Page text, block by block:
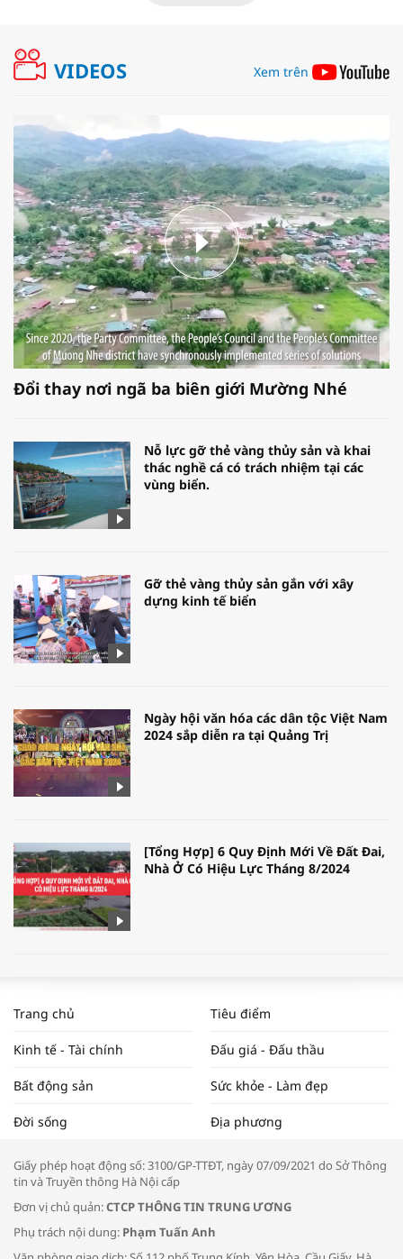
VIDEOS Xem trên
Đổi thay nơi ngã ba biên giới Mường Nhé
Nỗ lực gỡ thẻ vàng thủy sản và khai
thác nghề cá có trách nhiệm tại các
vùng biển.
Gỡ thẻ vàng thủy sản gắn với xây
dựng kinh tế biển
Ngày hội văn hóa các dân tộc Việt Nam
2024 sắp diễn ra tại Quảng Trị
[Tổng Hợp] 6 Quy Định Mới Về Đất Đai,
Nhà Ở Có Hiệu Lực Tháng 8/2024
NAM NĂM 2024 VÀ NĂM 2025 | NHỊP
ĐẬP THỊ TRƯỜNG #62
Tọa đàm “Xúc tiến thương mại: Khơi
Bác sĩ tư vấn cách phòng tránh bệnh
Trang chủ Tiêu điểm
Kinh tế - Tài chính Đấu giá - Đấu thầu
Bất động sản Sức khỏe - Làm đẹp
Đời sống Địa phương
Giấy phép hoạt động số: 3100/GP-TTĐT, ngày 07/09/2021 do Sở Thông
tin và Truyền thông Hà Nội cấp
Đơn vị chủ quản:CTCP THÔNG TIN TRUNG ƯƠNG
Phụ trách nội dung: Phạm Tuấn Anh